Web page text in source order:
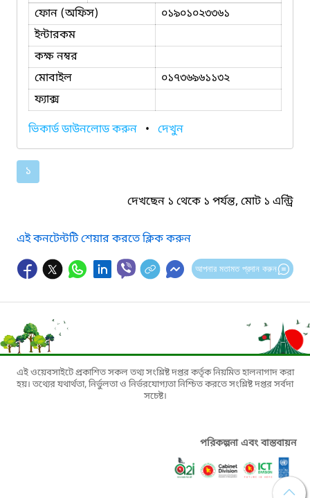
ফোন (অফিস)
০১৯০১০২৩৩৬১
ইন্টারকম
কক্ষ নম্বর
মোবাইল
০১৭৩৬৯৬১১৩২
ফ্যাক্স
ভিকার্ড ডাউনলোড করুন • দেখুন
১
দেখছেন ১ থেকে ১ পর্যন্ত, মোট ১ এন্ট্রি
এই কনটেন্টটি শেয়ার করতে ক্লিক করুন
আপনার মতামত প্রদান করুন
এই ওয়েবসাইটে প্রকাশিত সকল তথ্য সংশ্লিষ্ট দপ্তর কর্তৃক নিয়মিত হালনাগাদ করা
হয়। তথ্যের যথার্থতা, নির্ভুলতা ও নির্ভরযোগ্যতা নিশ্চিত করতে সংশ্লিষ্ট দপ্তর সর্বদা
সচেষ্ট।
পরিকল্পনা এবং বাস্তবায়ন